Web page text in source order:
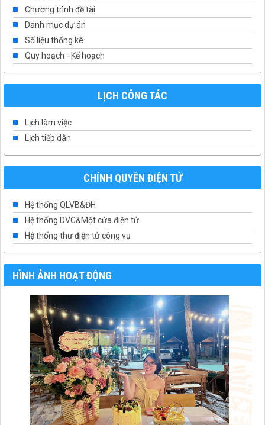
Chương trình đề tài
Danh mục dự án
Số liệu thống kê
Quy hoạch - Kế hoạch
LỊCH CÔNG TÁC
Lịch làm việc
Lịch tiếp dân
CHÍNH QUYỀN ĐIỆN TỬ
Hệ thống QLVB&ĐH
Hệ thống DVC&Một cửa điện tử
Hệ thống thư điện tử công vụ
HÌNH ẢNH HOẠT ĐỘNG